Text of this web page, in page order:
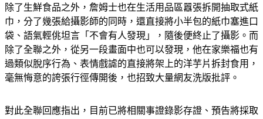
除了生鮮食品之外，詹姆士也在生活用品區囂張拆開抽取式紙
巾，分了幾張給攝影師的同時，還直接將小半包的紙巾塞進口
袋、語氣輕佻坦言「不會有人發現」，隨後便終止了攝影。而
除了全聯之外，從另一段畫面中也可以發現，他在家樂福也有
過類似脫序行為、表情戲謔的直接將架上的洋芋片拆封食用，